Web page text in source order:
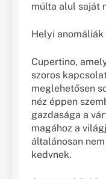
múlta alul saját
Helyi anomáliák
Cupertino,
szoros
meglehetősen
néz éppen
gazdasága a
magához a
általánosan
kedvnek.